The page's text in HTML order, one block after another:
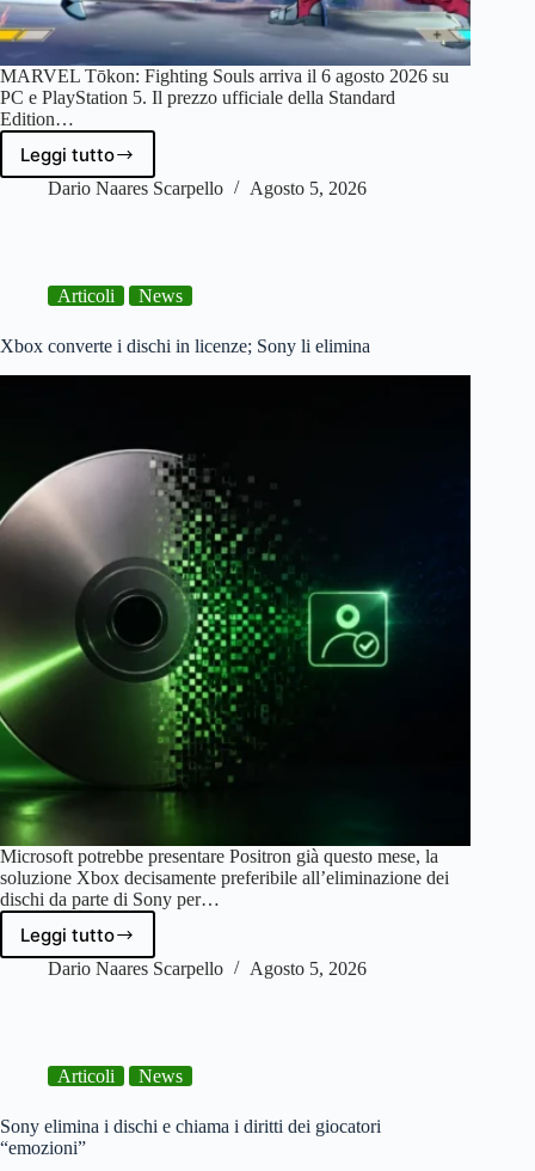
MARVEL Tōkon: Fighting Souls arriva il 6 agosto 2026 su
PC e PlayStation 5. Il prezzo ufficiale della Standard
Edition…
Leggi tutto
Marvel
Tōkon:
Dario Naares Scarpello Agosto 5, 2026
Articoli News
Xbox converte i dischi in licenze; Sony li elimina
Microsoft potrebbe presentare Positron già questo mese, la
soluzione Xbox decisamente preferibile all’eliminazione dei
dischi da parte di Sony per…
Leggi tutto
Xbox
converte
Sony
elimina
Dario Naares Scarpello Agosto 5, 2026
Articoli News
Sony elimina i dischi e chiama i diritti dei giocatori
“emozioni”